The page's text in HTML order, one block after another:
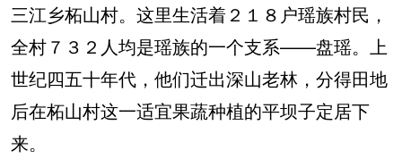
三江乡柘山村。这里生活着２１８户瑶族村民，
全村７３２人均是瑶族的一个支系——盘瑶。上
世纪四五十年代，他们迁出深山老林，分得田地
后在柘山村这一适宜果蔬种植的平坝子定居下
来。